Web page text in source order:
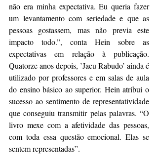
não era minha expectativa. Eu queria fazer
um levantamento com seriedade e que as
pessoas gostassem, mas não previa este
impacto todo.”, conta Hein sobre as
expectativas em relação à publicação.
Quatorze anos depois, ’Jacu Rabudo’ ainda é
utilizado por professores e em salas de aula
do ensino básico ao superior. Hein atribui o
sucesso ao sentimento de representatividade
que conseguiu transmitir pelas palavras. “O
livro mexe com a afetividade das pessoas,
com toda essa questão emocional. Elas se
sentem representadas”.